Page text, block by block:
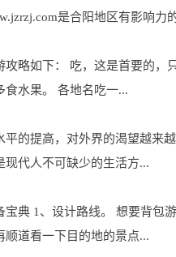
是合阳地区有影响力
攻略如下： 吃，这是首要的，
食水果。 各地名吃一...
平的提高，对外界的渴望越来
现代人不可缺少的生活方...
宝典 1、设计路线。 想要背包
顺道看一下目的地的景点...